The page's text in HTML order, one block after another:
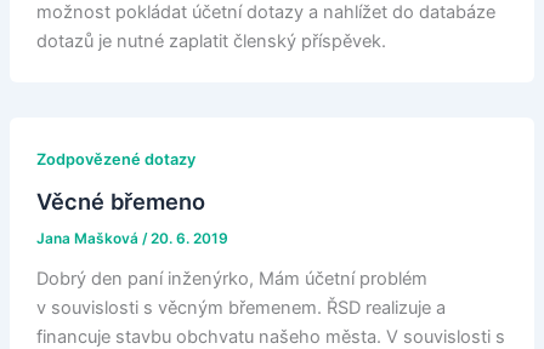
možnost pokládat účetní dotazy a nahlížet do databáze
dotazů je nutné zaplatit členský příspěvek.
Zodpovězené dotazy
Věcné břemeno
Jana Mašková /20. 6. 2019
Dobrý den paní inženýrko, Mám účetní problém
v souvislosti s věcným břemenem. ŘSD realizuje a
financuje stavbu obchvatu našeho města. V souvislosti s